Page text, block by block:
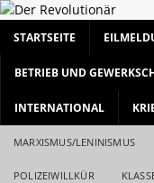
STARTSEITE
BETRIEB UND
INTERNATIONAL
MARXISMUS/LENINISMUS
POLIZEIWILLKÜR